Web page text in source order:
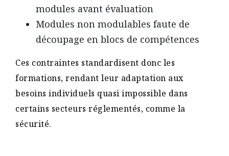
modules avant évaluation
Modules non modulables faute de
découpage en blocs de compétences​
Ces contraintes standardisent donc les
formations, rendant leur adaptation aux
besoins individuels quasi impossible dans
certains secteurs réglementés, comme la
sécurité​.